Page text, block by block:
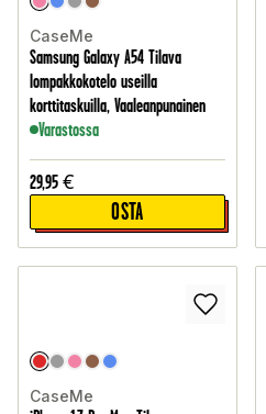
CaseMe
Samsung Galaxy A54 Tilava
lompakkokotelo useilla
korttitaskuilla, Vaaleanpunainen
Varastossa
29,95 €
OSTA
CaseMe